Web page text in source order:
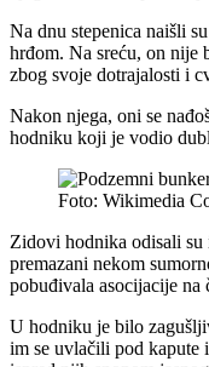
Na dnu stepenica naišli
hrđom. Na sreću, on nije
zbog svoje dotrajalosti i
Nakon njega, oni se
hodniku koji je vodio
Foto: Wikimedia
Zidovi hodnika odisali su
premazani nekom
pobuđivala asocijacije na
U hodniku je bilo
im se uvlačili pod